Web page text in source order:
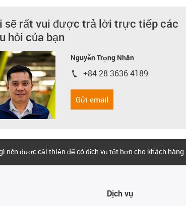
sẽ rất vui được trả lời trực tiếp các
hỏi của bạn
Nguyễn Trọng Nhân
igus-icon-phone
+84 28 3636 4189
Gửi email
nên được cải thiện để có dịch vụ tốt hơn cho khách hàng.
Dịch vụ